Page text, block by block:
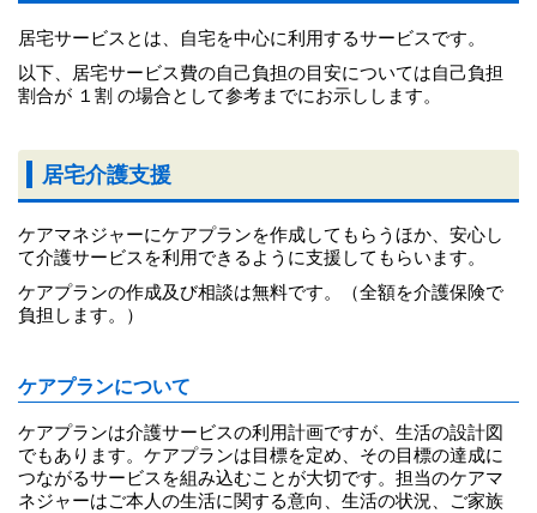
居宅サービスとは、自宅を中心に利用するサービスです。
以下、居宅サービス費の自己負担の目安については自己負担
割合が １割 の場合として参考までにお示しします。
居宅介護支援
ケアマネジャーにケアプランを作成してもらうほか、安心し
て介護サービスを利用できるように支援してもらいます。
ケアプランの作成及び相談は無料です。（全額を介護保険で
負担します。）
ケアプランについて
ケアプランは介護サービスの利用計画ですが、生活の設計図
でもあります。ケアプランは目標を定め、その目標の達成に
つながるサービスを組み込むことが大切です。担当のケアマ
ネジャーはご本人の生活に関する意向、生活の状況、ご家族